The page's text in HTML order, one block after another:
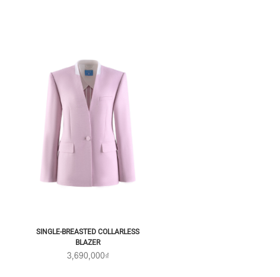
SINGLE-BREASTED COLLARLESS
BLAZER
3,690,000₫